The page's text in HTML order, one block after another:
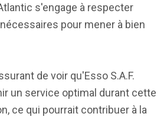
s'engage à respecter
pour mener à bien
de voir qu'Esso S.A.F.
un service optimal durant cette
ce qui pourrait contribuer à la